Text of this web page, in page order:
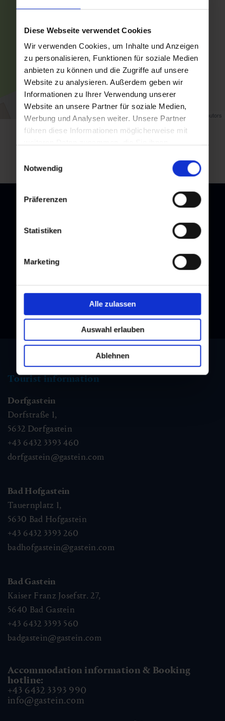
Diese Webseite verwendet Cookies
Wir verwenden Cookies, um Inhalte und Anzeigen
zu personalisieren, Funktionen für soziale Medien
anbieten zu können und die Zugriffe auf unsere
Website zu analysieren. Außerdem geben wir
Informationen zu Ihrer Verwendung unserer
Website an unsere Partner für soziale Medien,
Werbung und Analysen weiter. Unsere Partner
führen diese Informationen möglicherweise mit
Nutzung der Dienste gesammelt haben.
Notwendig
Präferenzen
Statistiken
Marketing
Alle zulassen
Auswahl erlauben
Ablehnen
Map data © OpenStreetMap contributors
Subscribe to our newsletter and stay up to date!
Tourist information
Dorfgastein
Dorfstraße 1,
5632 Dorfgastein
+43 6432 3393 460
dorfgastein@gastein.com
Bad Hofgastein
Tauernplatz 1,
5630 Bad Hofgastein
+43 6432 3393 260
badhofgastein@gastein.com
Bad Gastein
Kaiser Franz Josefstr. 27,
5640 Bad Gastein
+43 6432 3393 560
badgastein@gastein.com
Accommodation information & Booking
hotline:
+43 6432 3393 990
info@gastein.com